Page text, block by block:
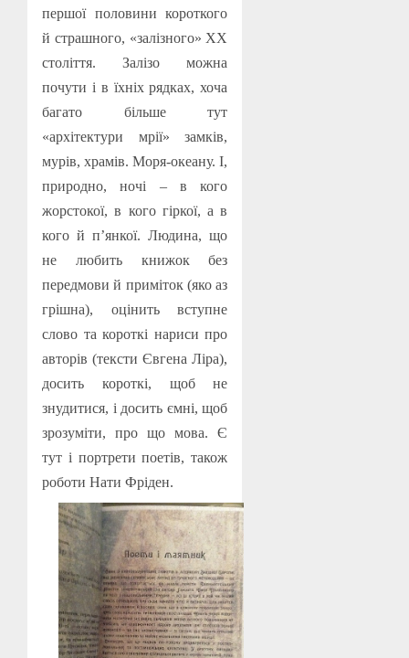
першої половини короткого
й страшного, «залізного» ХХ
століття. Залізо можна
почути і в їхніх рядках, хоча
багато більше тут
«архітектури мрії» замків,
мурів, храмів. Моря-океану. І,
природно, ночі – в кого
жорстокої, в кого гіркої, а в
кого й п’янкої. Людина, що
не любить книжок без
передмови й приміток (яко аз
грішна), оцінить вступне
слово та короткі нариси про
авторів (тексти Євгена Ліра),
досить короткі, щоб не
знудитися, і досить ємні, щоб
зрозуміти, про що мова. Є
тут і портрети поетів, також
роботи Нати Фріден.